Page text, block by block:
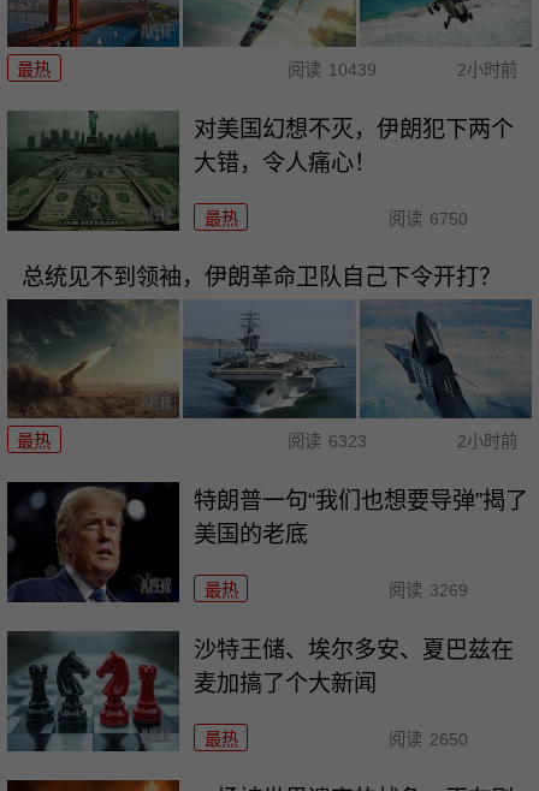
最热 阅读 10439 2小时前
对美国幻想不灭，伊朗犯下两个
大错，令人痛心！
最热 阅读 6750
总统见不到领袖，伊朗革命卫队自己下令开打？
最热 阅读 6323 2小时前
特朗普一句“我们也想要导弹”揭了
美国的老底
最热 阅读 3269
沙特王储、埃尔多安、夏巴兹在
麦加搞了个大新闻
最热 阅读 2650